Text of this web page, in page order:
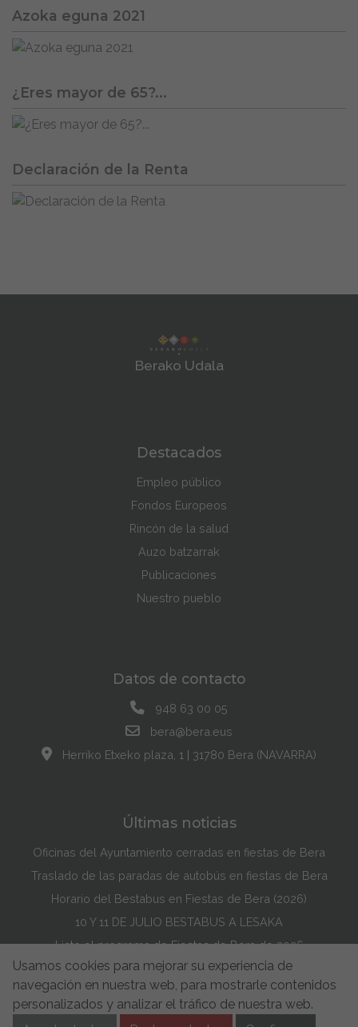
Azoka eguna 2021
¿Eres mayor de 65?...
Declaración de la Renta
Berako Udala
Destacados
Empleo público
Fondos Europeos
Rincón de la salud
Auzo batzarrak
Publicaciones
Nuestro pueblo
Datos de contacto
948 63 00 05
bera@bera.eus
Herriko Etxeko plaza, 1 | 31780 Bera (NAVARRA)
Últimas noticias
Oficinas del Ayuntamiento cerradas en fiestas de Bera
Traslado de las paradas de autobús en fiestas de Bera
Horario del Bestabus en Fiestas de Bera (2026)
10 Y 11 DE JULIO BESTABUS A LESAKA
Listo el programa de Fiestas de Bera de 2026
Política de Cookies Accesibilidad
Aviso Legal
Aviso de privacidad
Buzón de Sugerencias
Usamos cookies para mejorar su experiencia de
navegación en nuestra web, para mostrarle contenidos
personalizados y analizar el tráfico de nuestra web.